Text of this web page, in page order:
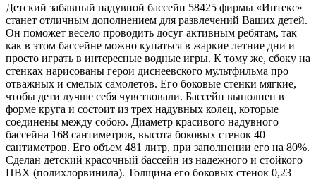
Детский забавный надувной бассейн 58425 фирмы «Интекс»
станет отличным дополнением для развлечений Ваших детей.
Он поможет весело проводить досуг активным ребятам, так
как в этом бассейне можно купаться в жаркие летние дни и
просто играть в интересные водные игры. К тому же, сбоку на
стенках нарисованы герои диснеевского мультфильма про
отважных и смелых самолетов. Его боковые стенки мягкие,
чтобы дети лучше себя чувствовали. Бассейн выполнен в
форме круга и состоит из трех надувных колец, которые
соединены между собою. Диаметр красивого надувного
бассейна 168 сантиметров, высота боковых стенок 40
сантиметров. Его объем 481 литр, при заполнении его на 80%.
Сделан детский красочный бассейн из надежного и стойкого
ПВХ (полихлорвинила). Толщина его боковых стенок 0,23